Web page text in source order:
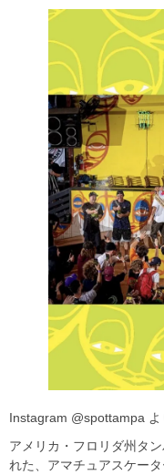
Instagram @spottampa よ
アメリカ・フロリダ州タ
れた、アマチュアスケー